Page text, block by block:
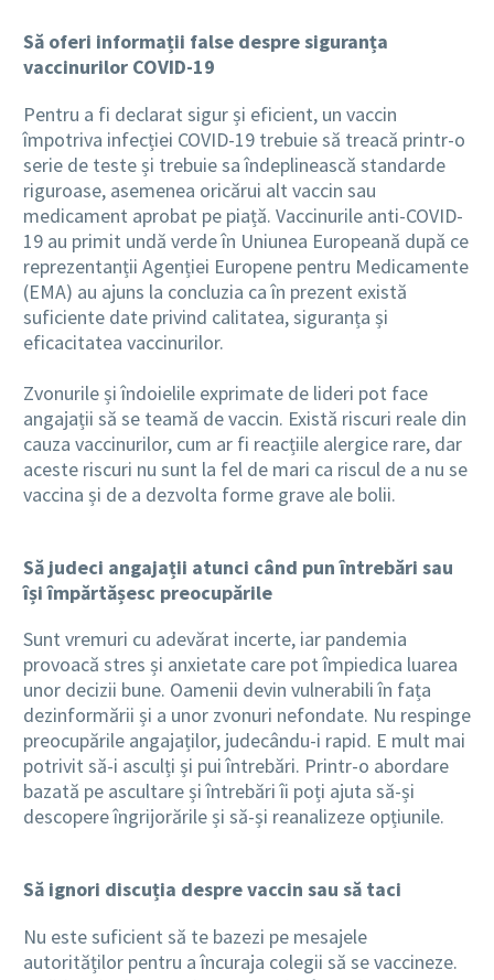
Să oferi informații false despre siguranța
vaccinurilor COVID-19
Pentru a fi declarat sigur și eficient, un vaccin
împotriva infecției COVID-19 trebuie să treacă printr-o
serie de teste și trebuie sa îndeplinească standarde
riguroase, asemenea oricărui alt vaccin sau
medicament aprobat pe piață. Vaccinurile anti-COVID-
19 au primit undă verde în Uniunea Europeană după ce
reprezentanții Agenției Europene pentru Medicamente
(EMA) au ajuns la concluzia ca în prezent există
suficiente date privind calitatea, siguranța și
eficacitatea vaccinurilor.
Zvonurile și îndoielile exprimate de lideri pot face
angajații să se teamă de vaccin. Există riscuri reale din
cauza vaccinurilor, cum ar fi reacțiile alergice rare, dar
aceste riscuri nu sunt la fel de mari ca riscul de a nu se
vaccina și de a dezvolta forme grave ale bolii.
Să judeci angajații atunci când pun întrebări sau
își împărtășesc preocupările
Sunt vremuri cu adevărat incerte, iar pandemia
provoacă stres și anxietate care pot împiedica luarea
unor decizii bune. Oamenii devin vulnerabili în fața
dezinformării și a unor zvonuri nefondate. Nu respinge
preocupările angajaților, judecându-i rapid. E mult mai
potrivit să-i asculți și pui întrebări. Printr-o abordare
bazată pe ascultare și întrebări îi poți ajuta să-și
descopere îngrijorările și să-și reanalizeze opțiunile.
Să ignori discuția despre vaccin sau să taci
Nu este suficient să te bazezi pe mesajele
autorităților pentru a încuraja colegii să se vaccineze.